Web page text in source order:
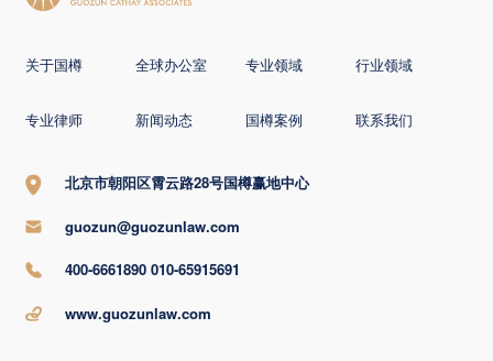
关于国樽 全球办公室 专业领域 行业领域
专业律师 新闻动态 国樽案例 联系我们
北京市朝阳区霄云路28号国樽赢地中心
guozun@guozunlaw.com
400-6661890 010-65915691
www.guozunlaw.com